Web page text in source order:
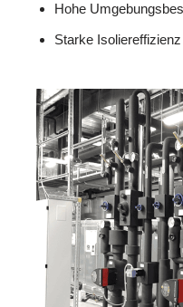
Hohe
Starke Isoliereffizienz